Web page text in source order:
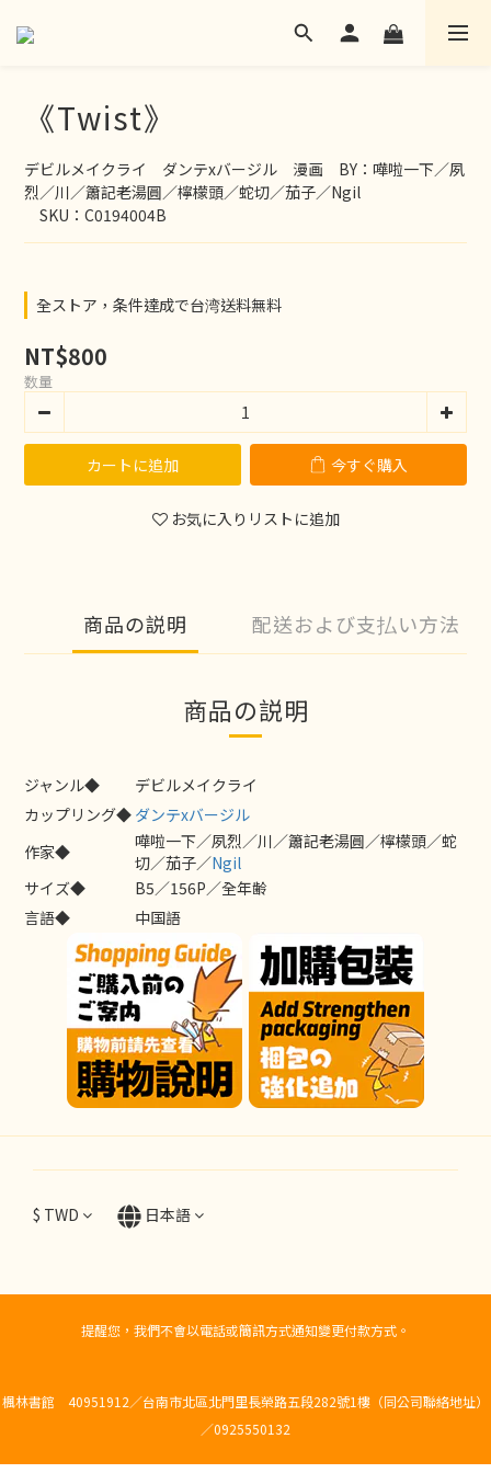
《Twist》
デビルメイクライ　ダンテxバージル　漫画　BY：嘩啦一下／夙
烈／川／簫記老湯圓／檸檬頭／蛇切／茄子／Ngil
SKU：C0194004B
全ストア，条件達成で台湾送料無料
NT$800
数量
カートに追加 今すぐ購入
お気に入りリストに追加
商品の説明 配送および支払い方法
商品の説明
ジャンル◆
デビルメイクライ
カップリング◆ ダンテxバージル
作家◆
嘩啦一下／夙烈／川／簫記老湯圓／檸檬頭／蛇
切／茄子／Ngil
サイズ◆
B5／156P／全年齢
言語◆
中国語
$ TWD 日本語
提醒您，我們不會以電話或簡訊方式通知變更付款方式。
楓林書館 40951912／台南市北區北門里長榮路五段282號1樓（同公司聯絡地址）
／0925550132